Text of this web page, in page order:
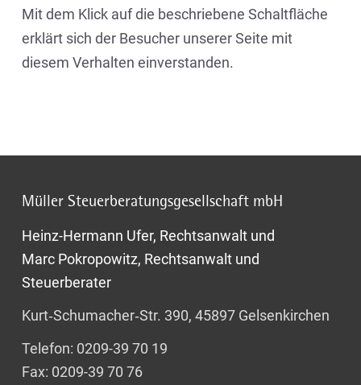
Mit dem Klick auf die beschriebene Schaltfläche
erklärt sich der Besucher unserer Seite mit
diesem Verhalten einverstanden.
Müller Steuerberatungsgesellschaft mbH
Heinz-Hermann Ufer, Rechtsanwalt und
Marc Pokropowitz, Rechtsanwalt und
Steuerberater
Kurt‑Schumacher‑Str. 390, 45897 Gelsenkirchen
Telefon: 0209-39 70 19
Fax: 0209-39 70 76